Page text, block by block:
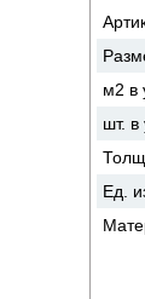
м2 в
шт. в
Ед.